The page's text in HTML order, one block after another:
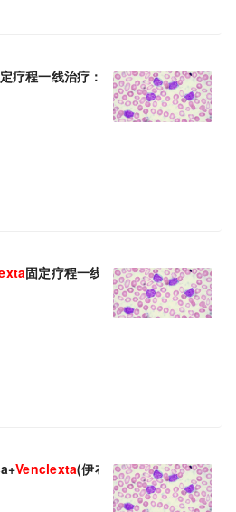
疗程一线治疗：优于苯丁酸氮芥
固定疗程一线治疗CLL：完全缓解率
Venclexta(伊布替尼+维奈克拉)：2年